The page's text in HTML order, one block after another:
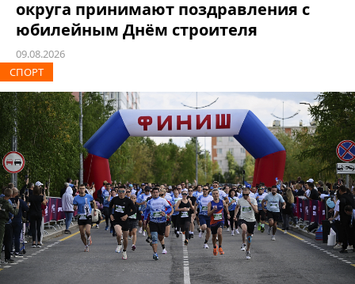
округа принимают поздравления с
юбилейным Днём строителя
09.08.2026
СПОРТ